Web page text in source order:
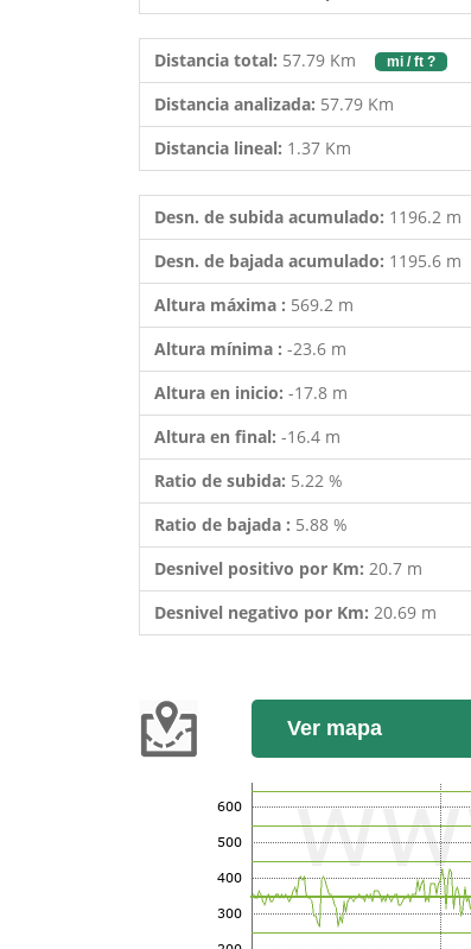
Distancia total: 57.79 Km mi / ft ?
Distancia analizada: 57.79 Km
Distancia lineal: 1.37 Km
Desn. de subida acumulado: 1196.2 m
Desn. de bajada acumulado: 1195.6 m
Altura máxima : 569.2 m
Altura mínima : -23.6 m
Altura en inicio: -17.8 m
Altura en final: -16.4 m
Ratio de subida: 5.22 %
Ratio de bajada : 5.88 %
Desnivel positivo por Km: 20.7 m
Desnivel negativo por Km: 20.69 m
Ver mapa